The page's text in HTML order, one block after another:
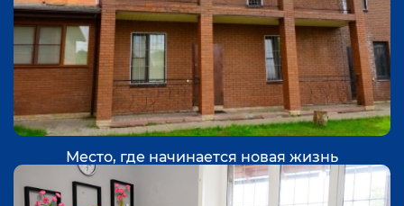
Место, где начинается новая жизнь